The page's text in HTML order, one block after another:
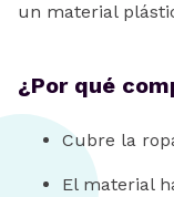
un material
¿Por qué
Cubre la
El material